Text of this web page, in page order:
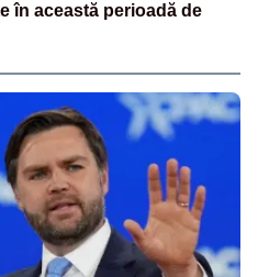
în această perioadă de